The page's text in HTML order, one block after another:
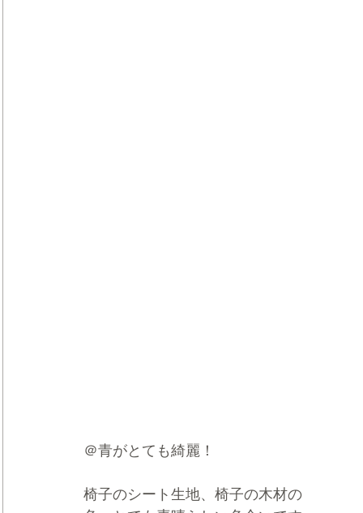
＠青がとても綺麗！
椅子のシート生地、椅子の木材の